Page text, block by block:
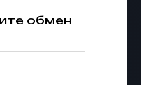
обмен